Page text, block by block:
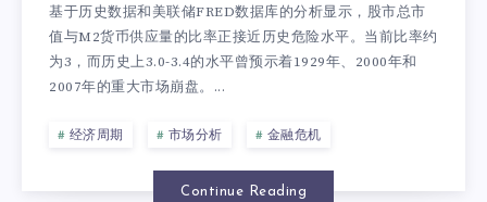
基于历史数据和美联储FRED数据库的分析显示，股市总市
值与M2货币供应量的比率正接近历史危险水平。当前比率约
为3，而历史上3.0-3.4的水平曾预示着1929年、2000年和
2007年的重大市场崩盘。...
经济周期 市场分析 金融危机
Continue Reading